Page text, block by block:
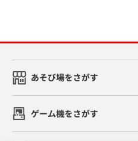
あそび場をさがす
ゲーム機をさがす